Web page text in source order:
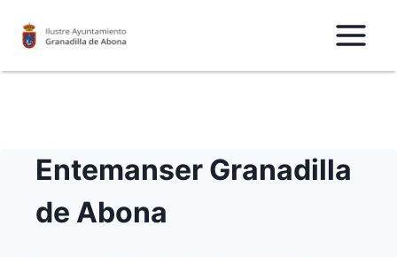
Entemanser Granadilla
de Abona